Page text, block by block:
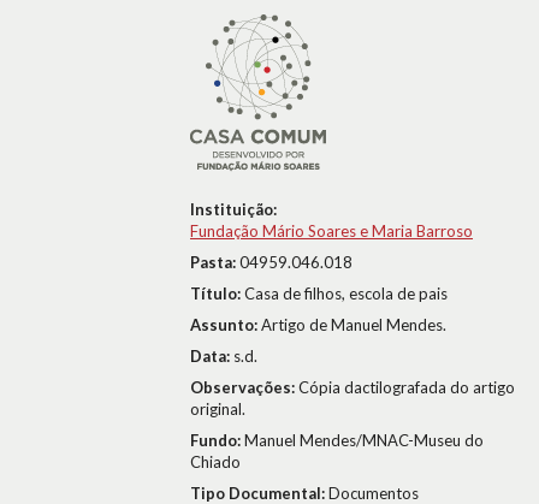
Instituição:
Fundação Mário Soares e Maria Barroso
Pasta:04959.046.018
Título:Casa de filhos, escola de pais
Assunto:Artigo de Manuel Mendes.
Data: s.d.
Observações:Cópia dactilografada do artigo
original.
Fundo:Manuel Mendes/MNAC-Museu do
Chiado
Tipo Documental:Documentos